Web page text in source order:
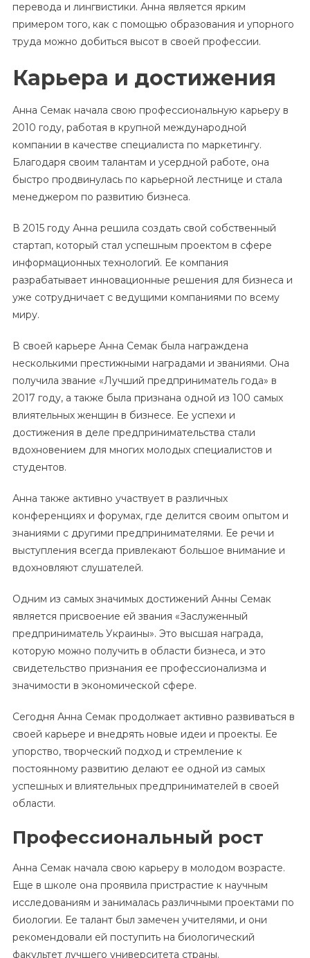
перевода и лингвистики. Анна является ярким
примером того, как с помощью образования и упорного
труда можно добиться высот в своей профессии.
Карьера и достижения
Анна Семак начала свою профессиональную карьеру в
2010 году, работая в крупной международной
компании в качестве специалиста по маркетингу.
Благодаря своим талантам и усердной работе, она
быстро продвинулась по карьерной лестнице и стала
менеджером по развитию бизнеса.
В 2015 году Анна решила создать свой собственный
стартап, который стал успешным проектом в сфере
информационных технологий. Ее компания
разрабатывает инновационные решения для бизнеса и
уже сотрудничает с ведущими компаниями по всему
миру.
В своей карьере Анна Семак была награждена
несколькими престижными наградами и званиями. Она
получила звание «Лучший предприниматель года» в
2017 году, а также была признана одной из 100 самых
влиятельных женщин в бизнесе. Ее успехи и
достижения в деле предпринимательства стали
вдохновением для многих молодых специалистов и
студентов.
Анна также активно участвует в различных
конференциях и форумах, где делится своим опытом и
знаниями с другими предпринимателями. Ее речи и
выступления всегда привлекают большое внимание и
вдохновляют слушателей.
Одним из самых значимых достижений Анны Семак
является присвоение ей звания «Заслуженный
предприниматель Украины». Это высшая награда,
которую можно получить в области бизнеса, и это
свидетельство признания ее профессионализма и
значимости в экономической сфере.
Сегодня Анна Семак продолжает активно развиваться в
своей карьере и внедрять новые идеи и проекты. Ее
упорство, творческий подход и стремление к
постоянному развитию делают ее одной из самых
успешных и влиятельных предпринимателей в своей
области.
Профессиональный рост
Анна Семак начала свою карьеру в молодом возрасте.
Еще в школе она проявила пристрастие к научным
исследованиям и занималась различными проектами по
биологии. Ее талант был замечен учителями, и они
рекомендовали ей поступить на биологический
факультет лучшего университета страны.